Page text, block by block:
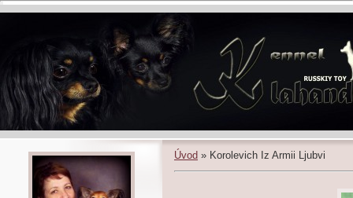
Úvod » Korolevich Iz Armii Ljubvi